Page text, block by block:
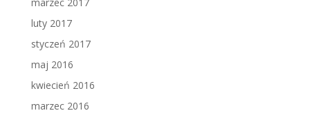
luty 2017
styczeń 2017
maj 2016
kwiecień 2016
marzec 2016